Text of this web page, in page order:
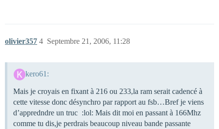
olivier357 Septembre 21, 2006, 11:28
4
kero61:
Mais je croyais en fixant à 216 ou 233,la ram serait cadencé à
cette vitesse donc désynchro par rapport au fsb…Bref je viens
d’appredndre un truc :lol: Mais dit moi en passant à 166Mhz
comme tu dis,je perdrais beaucoup niveau bande passante